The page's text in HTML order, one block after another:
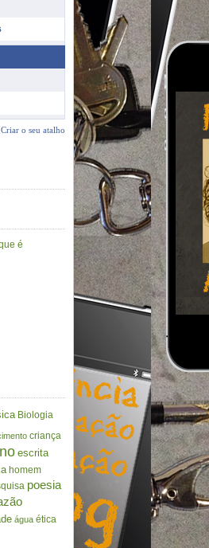
Criar o seu atalho
é
Biologia
criança
escrita
homem
poesia
água ética